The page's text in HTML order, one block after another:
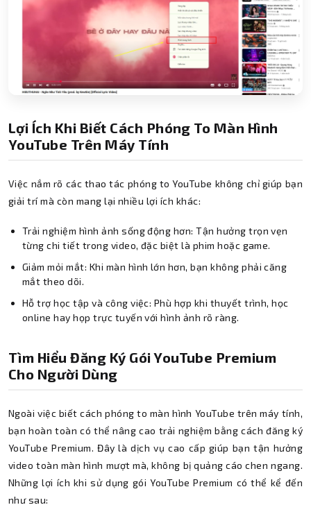
Lợi Ích Khi Biết Cách Phóng To Màn Hình
YouTube Trên Máy Tính
Việc nắm rõ các thao tác phóng to YouTube không chỉ giúp bạn
giải trí mà còn mang lại nhiều lợi ích khác:
Trải nghiệm hình ảnh sống động hơn: Tận hưởng trọn vẹn
từng chi tiết trong video, đặc biệt là phim hoặc game.
Giảm mỏi mắt: Khi màn hình lớn hơn, bạn không phải căng
mắt theo dõi.
Hỗ trợ học tập và công việc: Phù hợp khi thuyết trình, học
online hay họp trực tuyến với hình ảnh rõ ràng.
Tìm Hiểu Đăng Ký Gói YouTube Premium
Cho Người Dùng
Ngoài việc biết cách phóng to màn hình YouTube trên máy tính,
bạn hoàn toàn có thể nâng cao trải nghiệm bằng cách đăng ký
YouTube Premium. Đây là dịch vụ cao cấp giúp bạn tận hưởng
video toàn màn hình mượt mà, không bị quảng cáo chen ngang.
Những lợi ích khi sử dụng gói YouTube Premium có thể kể đến
như sau: